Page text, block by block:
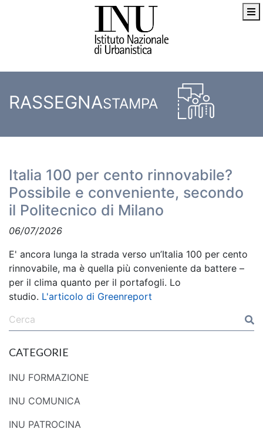
RASSEGNASTAMPA
Italia 100 per cento rinnovabile?
Possibile e conveniente, secondo
il Politecnico di Milano
06/07/2026
E' ancora lunga la strada verso un’Italia 100 per cento
rinnovabile, ma è quella più conveniente da battere –
per il clima quanto per il portafogli. Lo
studio. L'articolo di Greenreport
CATEGORIE
INU FORMAZIONE
INU COMUNICA
INU PATROCINA